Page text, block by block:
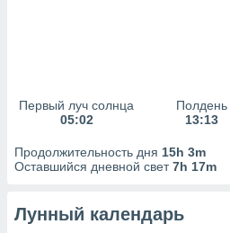
Первый луч солнца
05:02
Полдень
13:13
Продолжительность дня 15h 3m
Оставшийся дневной свет7h 17m
Лунный календарь